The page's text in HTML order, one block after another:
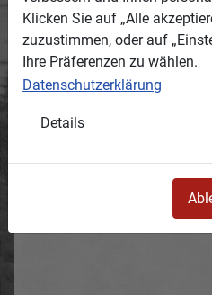
Klicken Sie auf „Alle
zuzustimmen, oder auf
Ihre Präferenzen zu wählen.
Datenschutzerklärung
Details